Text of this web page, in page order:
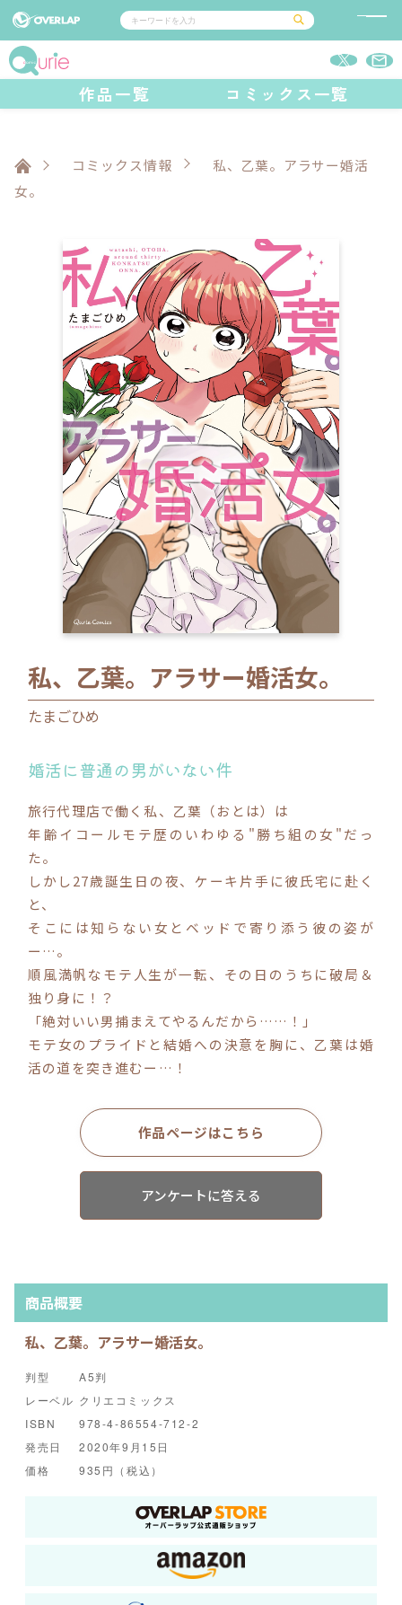
コミック
コミックガルド
コミッククリエ
LiQulle
ライトノベル
文庫
ノベルス
ノベルスf
ゲーム
企業
オーバーラップノベルス
オーバーラップノベルスf
ロサージュノベルス
コミックガルド
コミッククリエ
リキューレ
コミックパルフェ
閉じる
作品一覧 コミックス一覧
コミックス情報
私、乙葉。アラサー婚活
女。
私、乙葉。アラサー婚活女。
たまごひめ
婚活に普通の男がいない件
旅行代理店で働く私、乙葉（おとは）は
年齢イコールモテ歴のいわゆる"勝ち組の女"だっ
た。
しかし27歳誕生日の夜、ケーキ片手に彼氏宅に赴く
と、
そこには知らない女とベッドで寄り添う彼の姿が
ー…。
順風満帆なモテ人生が一転、その日のうちに破局＆
独り身に！？
「絶対いい男捕まえてやるんだから……！」
モテ女のプライドと結婚への決意を胸に、乙葉は婚
活の道を突き進むー…！
作品ページはこちら
アンケートに答える
商品概要
私、乙葉。アラサー婚活女。
判型
A5判
レーベル クリエコミックス
ISBN
978-4-86554-712-2
発売日
2020年9月15日
価格
935円（税込）